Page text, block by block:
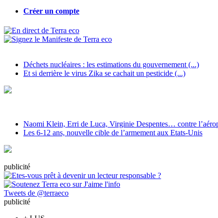
Créer un compte
Déchets nucléaires : les estimations du gouvernement (...)
Et si derrière le virus Zika se cachait un pesticide (...)
Naomi Klein, Erri de Luca, Virginie Despentes… contre
Les 6-12 ans, nouvelle cible de l’armement aux Etats-Unis
publicité
Tweets de @terraeco
publicité